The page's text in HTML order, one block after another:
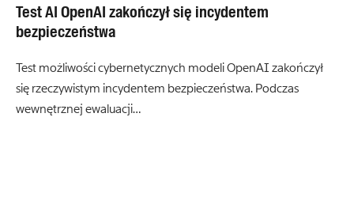
Test AI OpenAI zakończył się incydentem
bezpieczeństwa
Test możliwości cybernetycznych modeli OpenAI zakończył
się rzeczywistym incydentem bezpieczeństwa. Podczas
wewnętrznej ewaluacji…